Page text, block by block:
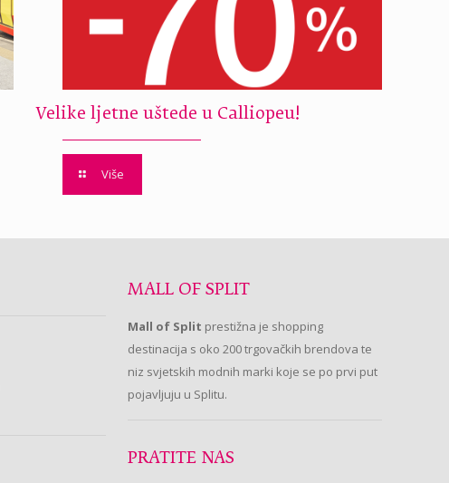
Velike ljetne uštede u Calliopeu!
Više
MALL OF SPLIT
Mall of Split prestižna je shopping
destinacija s oko 200 trgovačkih brendova te
niz svjetskih modnih marki koje se po prvi put
pojavljuju u Splitu.
PRATITE NAS